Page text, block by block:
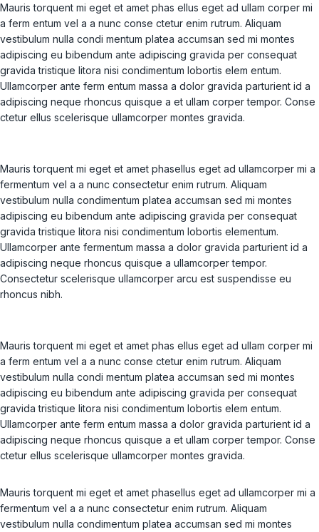
Mauris torquent mi eget et amet phas ellus eget ad ullam corper mi
a ferm entum vel a a nunc conse ctetur enim rutrum. Aliquam
vestibulum nulla condi mentum platea accumsan sed mi montes
adipiscing eu bibendum ante adipiscing gravida per consequat
gravida tristique litora nisi condimentum lobortis elem entum.
Ullamcorper ante ferm entum massa a dolor gravida parturient id a
adipiscing neque rhoncus quisque a et ullam corper tempor. Conse
ctetur ellus scelerisque ullamcorper montes gravida.
Mauris torquent mi eget et amet phasellus eget ad ullamcorper mi a
fermentum vel a a nunc consectetur enim rutrum. Aliquam
vestibulum nulla condimentum platea accumsan sed mi montes
adipiscing eu bibendum ante adipiscing gravida per consequat
gravida tristique litora nisi condimentum lobortis elementum.
Ullamcorper ante fermentum massa a dolor gravida parturient id a
adipiscing neque rhoncus quisque a ullamcorper tempor.
Consectetur scelerisque ullamcorper arcu est suspendisse eu
rhoncus nibh.
Mauris torquent mi eget et amet phas ellus eget ad ullam corper mi
a ferm entum vel a a nunc conse ctetur enim rutrum. Aliquam
vestibulum nulla condi mentum platea accumsan sed mi montes
adipiscing eu bibendum ante adipiscing gravida per consequat
gravida tristique litora nisi condimentum lobortis elem entum.
Ullamcorper ante ferm entum massa a dolor gravida parturient id a
adipiscing neque rhoncus quisque a et ullam corper tempor. Conse
ctetur ellus scelerisque ullamcorper montes gravida.
Mauris torquent mi eget et amet phasellus eget ad ullamcorper mi a
fermentum vel a a nunc consectetur enim rutrum. Aliquam
vestibulum nulla condimentum platea accumsan sed mi montes